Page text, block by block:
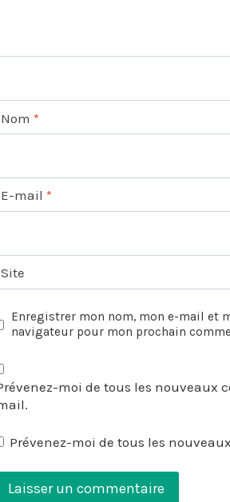
Nom *
E-mail *
Site
Enregistrer mon nom, mon e-mail et
navigateur pour mon prochain
moi de tous les nouveaux
Prévenez-moi de tous les